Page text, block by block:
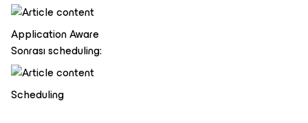
Application Aware
Sonrası scheduling:
Scheduling